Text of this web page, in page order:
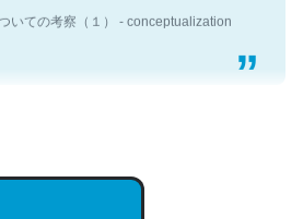
で貴重な良記事。/続編来た
entry/2023/03/27